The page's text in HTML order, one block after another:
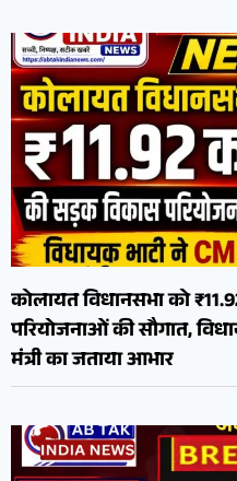
कोलायत विधानसभा को
परियोजनाओं की सौगात,
मंत्री का जताया आभार